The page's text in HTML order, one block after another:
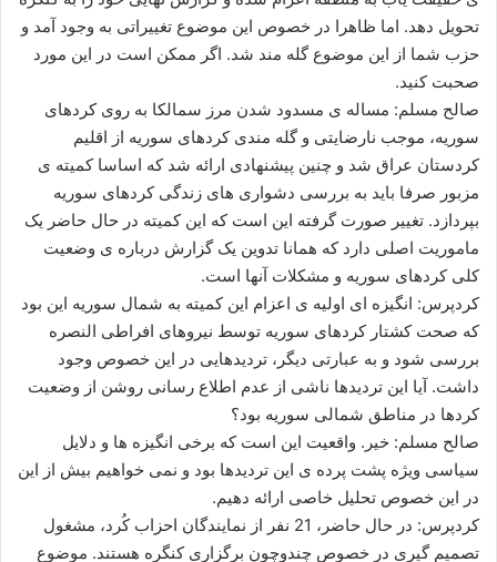
تحویل دهد. اما ظاهرا در خصوص این موضوع تغییراتی به وجود آمد و
حزب شما از این موضوع گله مند شد. اگر ممکن است در این مورد
صحبت کنید.
صالح مسلم: مساله ی مسدود شدن مرز سمالکا به روی کردهای
سوریه، موجب نارضایتی و گله مندی کردهای سوریه از اقلیم
کردستان عراق شد و چنین پیشنهادی ارائه شد که اساسا کمیته ی
مزبور صرفا باید به بررسی دشواری های زندگی کردهای سوریه
بپردازد. تغییر صورت گرفته این است که این کمیته در حال حاضر یک
ماموریت اصلی دارد که همانا تدوین یک گزارش درباره ی وضعیت
کلی کردهای سوریه و مشکلات آنها است.
کردپرس: انگیزه ای اولیه ی اعزام این کمیته به شمال سوریه این بود
که صحت کشتار کردهای سوریه توسط نیروهای افراطی النصره
بررسی شود و به عبارتی دیگر، تردیدهایی در این خصوص وجود
داشت. آیا این تردیدها ناشی از عدم اطلاع رسانی روشن از وضعیت
کردها در مناطق شمالی سوریه بود؟
صالح مسلم: خیر. واقعیت این است که برخی انگیزه ها و دلایل
سیاسی ویژه پشت پرده ی این تردیدها بود و نمی خواهیم بیش از این
در این خصوص تحلیل خاصی ارائه دهیم.
کردپرس: در حال حاضر، 21 نفر از نمایندگان احزاب کُرد، مشغول
تصمیم گیری در خصوص چندوچون برگزاری کنگره هستند. موضوع